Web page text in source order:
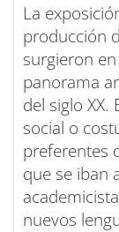
La
producción
surgieron
panorama
del siglo XX.
social o
preferentes
que se iban
nuevos